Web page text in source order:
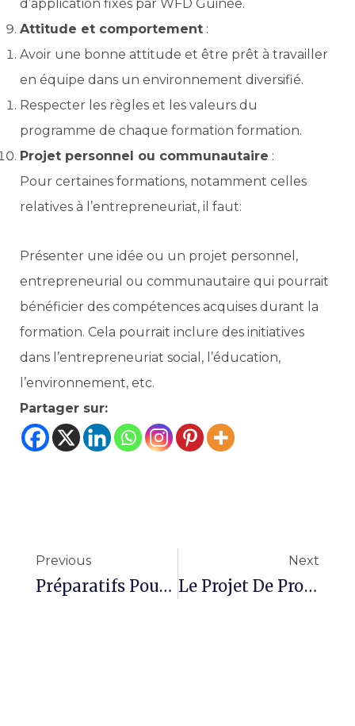
d’application fixés par WFD Guinée.
Attitude et comportement :
Avoir une bonne attitude et être prêt à travailler
en équipe dans un environnement diversifié.
Respecter les règles et les valeurs du
programme de chaque formation formation.
Projet personnel ou communautaire :
Pour certaines formations, notamment celles
relatives à l’entrepreneuriat, il faut:
Présenter une idée ou un projet personnel,
entrepreneurial ou communautaire qui pourrait
bénéficier des compétences acquises durant la
formation. Cela pourrait inclure des initiatives
dans l’entrepreneuriat social, l’éducation,
l’environnement, etc.
Partager sur:
Previous
Préparatifs Pour La Mise En Oeuvre Du Projet De Sensibilisation À La Paix En Milieu Scolaire
Next
Le Projet De Production De Capsules Vidéos Par PEP-DEV : Sensibiliser Pour Un Avenir Pacifique En Guinée​